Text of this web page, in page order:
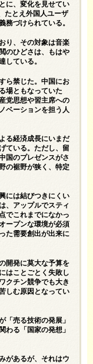
に、変化を見せてい
たとえ外国人ユーザ
務づけられている。
り、その対象は音楽
のひどさは、もはや
している。
ら禁じた。中国にお
場ともなっていた
党思想や習主席への
ベーションを担う人
る経済成長にいまだ
ている。ただし、留
国のプレゼンスがさ
の裾野が狭く、特定
には結びつきにくい
、アップルでスティ
でこれまでになかっ
ープンな環境が必須
た需要創出が出来に
開発に莫大な予算を
はことごとく失敗し
クチン競争でも大き
しむ原因となってい
「売る技術の発展」
わる「国家の発想」
があるが、それはウ